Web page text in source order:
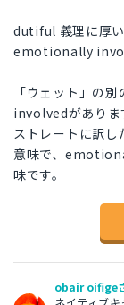
dutiful 義理に厚い
emotionally
「ウェット」の
involvedがありま
ストレートに訳
意味で、
味です。
obair oifige